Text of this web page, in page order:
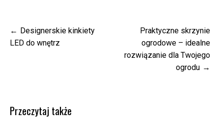
Nawigacja
wpisu
Designerskie kinkiety
LED do wnętrz
Praktyczne skrzynie
ogrodowe – idealne
rozwiązanie dla Twojego
ogrodu
Przeczytaj także